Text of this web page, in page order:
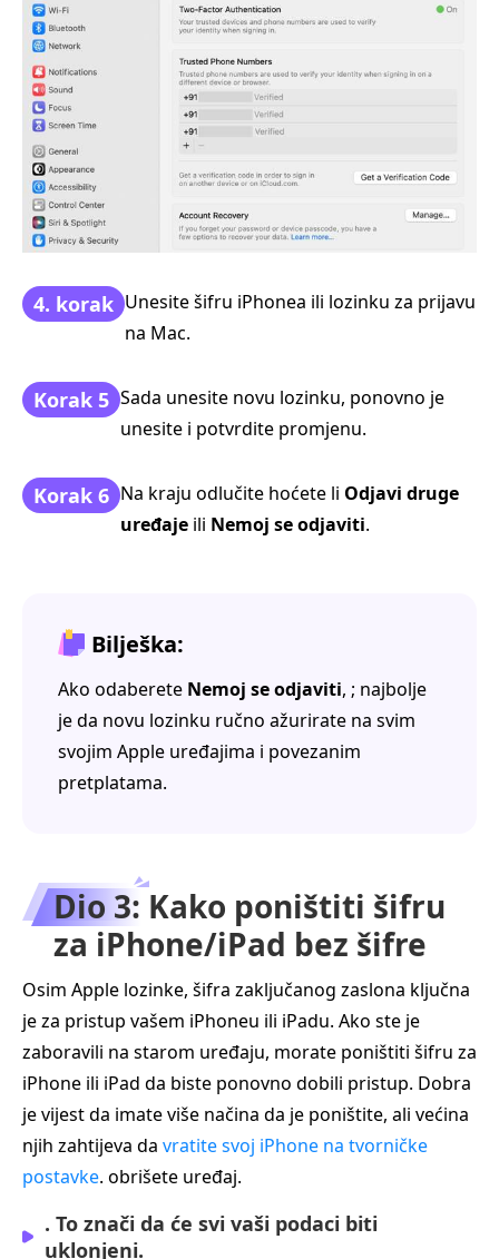
4. korak Unesite šifru iPhonea ili lozinku za prijavu
na Mac.
Korak 5 Sada unesite novu lozinku, ponovno je
unesite i potvrdite promjenu.
Korak 6 Na kraju odlučite hoćete li Odjavi druge
uređaje ili Nemoj se odjaviti.
Bilješka:
Ako odaberete Nemoj se odjaviti, ; najbolje
je da novu lozinku ručno ažurirate na svim
svojim Apple uređajima i povezanim
pretplatama.
Dio 3: Kako poništiti šifru
za iPhone/iPad bez šifre
Osim Apple lozinke, šifra zaključanog zaslona ključna
je za pristup vašem iPhoneu ili iPadu. Ako ste je
zaboravili na starom uređaju, morate poništiti šifru za
iPhone ili iPad da biste ponovno dobili pristup. Dobra
je vijest da imate više načina da je poništite, ali većina
njih zahtijeva da vratite svoj iPhone na tvorničke
postavke. obrišete uređaj.
. To znači da će svi vaši podaci biti
uklonjeni.